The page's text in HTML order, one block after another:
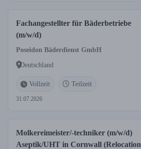
Fachangestellter für Bäderbetriebe
(m/w/d)
Poseidon Bäderdienst GmbH
Deutschland
Vollzeit Teilzeit
31.07.2026
Molkereimeister/-techniker (m/w/d)
Aseptik/UHT in Cornwall (Relocation